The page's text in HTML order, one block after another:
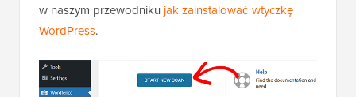
w naszym przewodniku jak zainstalować wtyczkę
WordPress.